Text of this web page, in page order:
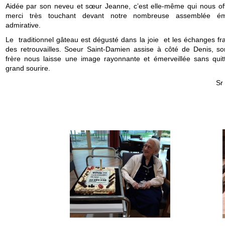
Aidée par son neveu et sœur Jeanne, c’est elle-même qui nous
merci très touchant devant notre nombreuse assemblée
admirative.
Le traditionnel gâteau est dégusté dans la joie et les échanges
des retrouvailles. Soeur Saint-Damien assise à côté de Denis,
frère nous laisse une image rayonnante et émerveillée sans
grand sourire.
Sr